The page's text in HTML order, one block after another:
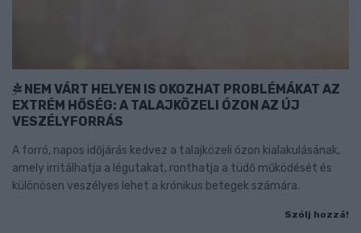
NEM VÁRT HELYEN IS OKOZHAT PROBLÉMÁKAT AZ
EXTRÉM HŐSÉG: A TALAJKÖZELI ÓZON AZ ÚJ
VESZÉLYFORRÁS
A forró, napos időjárás kedvez a talajközeli ózon kialakulásának,
amely irritálhatja a légutakat, ronthatja a tüdő működését és
különösen veszélyes lehet a krónikus betegek számára.
Szólj hozzá!